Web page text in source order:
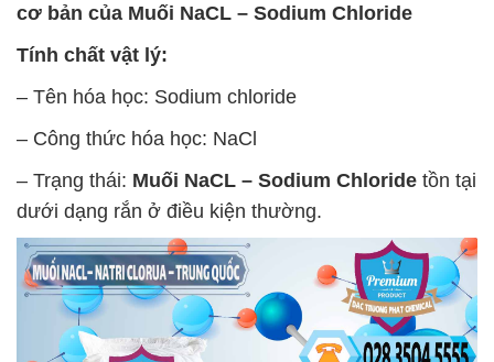
cơ bản của Muối NaCL – Sodium Chloride
Tính chất vật lý:
– Tên hóa học: Sodium chloride
– Công thức hóa học: NaCl
– Trạng thái: Muối NaCL – Sodium Chloride tồn tại
dưới dạng rắn ở điều kiện thường.